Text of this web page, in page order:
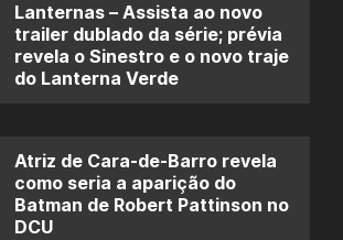
Lanternas – Assista ao novo
trailer dublado da série; prévia
revela o Sinestro e o novo traje
do Lanterna Verde
Atriz de Cara-de-Barro revela
como seria a aparição do
Batman de Robert Pattinson no
DCU